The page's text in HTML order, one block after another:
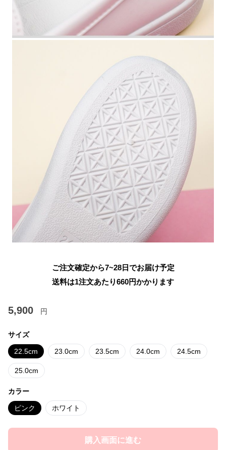
ご注文確定から7~28日でお届け予定
送料は1注文あたり660円かかります
5,900 円
サイズ
22.5cm 23.0cm 23.5cm 24.0cm 24.5cm
25.0cm
カラー
ピンク ホワイト
購入画面に進む